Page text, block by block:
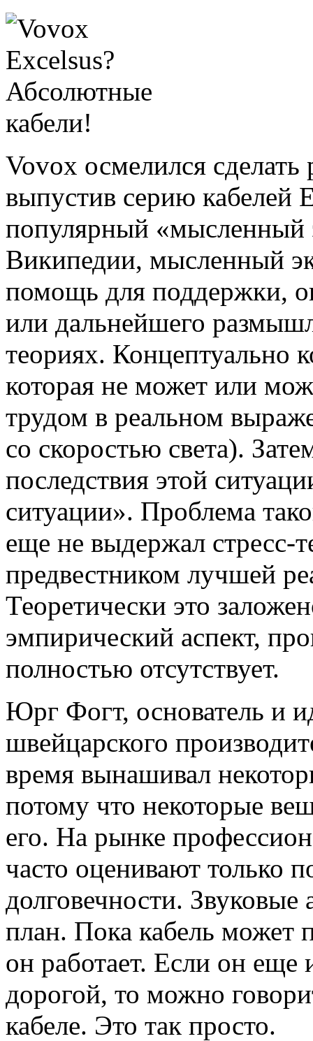
Vovox осмелился
выпустив серию кабелей
популярный «мысленный
Википедии, мысленный
помощь для поддержки,
или дальнейшего
теориях. Концептуально
которая не может или
трудом в реальном
со скоростью света).
последствия этой
ситуации». Проблема
еще не выдержал стресс-
предвестником лучшей
Теоретически это
эмпирический аспект,
полностью отсутствует.
Юрг Фогт, основатель и
швейцарского
время вынашивал
потому что некоторые
его. На рынке
часто оценивают только
долговечности. Звуковые
план. Пока кабель может
он работает. Если он
дорогой, то можно
кабеле. Это так просто.